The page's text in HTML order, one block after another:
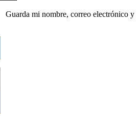
Guarda mi nombre, correo electrónico y